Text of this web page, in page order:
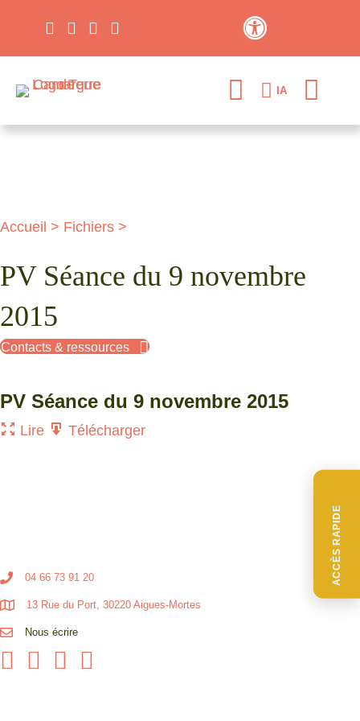
ACCÈS RAPIDE
IA
Accueil > Fichiers >
PV Séance du 9 novembre
2015
Contacts & ressources
PV Séance du 9 novembre 2015
Lire Télécharger
04 66 73 91 20
13 Rue du Port, 30220 Aigues-Mortes
Nous écrire